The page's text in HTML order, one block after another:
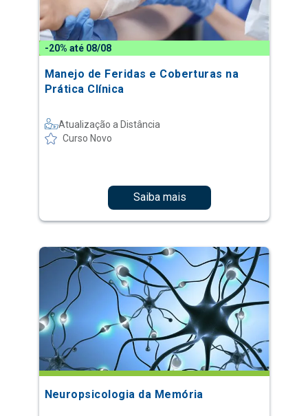
-20% até 08/08
Manejo de Feridas e Coberturas na
Prática Clínica
Atualização a Distância
Curso Novo
Saiba mais
Neuropsicologia da Memória